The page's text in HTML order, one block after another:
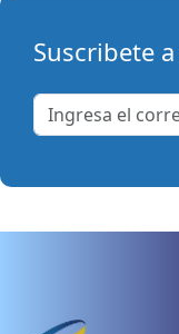
Suscribete